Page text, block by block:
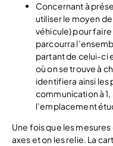
Concernant à
utiliser le moyen
véhicule) pour faire
parcourra
partant de celui-ci
où on se trouve à
identifiera ainsi les
communication à 1,
l’emplacement
Une fois que les
axes et on les relie. La